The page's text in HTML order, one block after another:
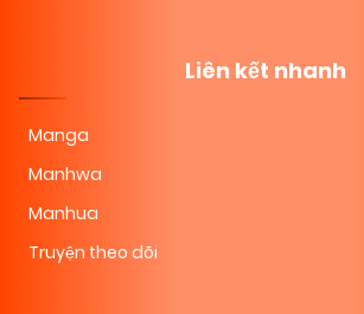
Liên kết nhanh
Manga
Manhwa
Manhua
Truyện theo dõi